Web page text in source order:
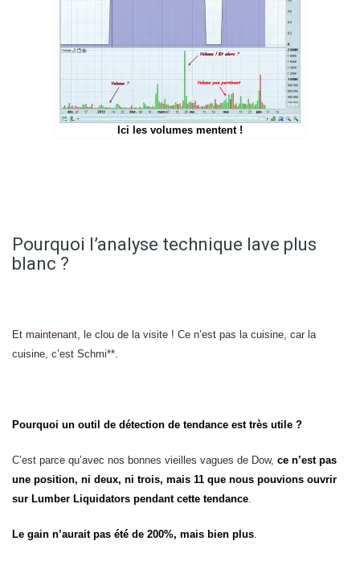
Ici les volumes mentent !
Pourquoi l’analyse technique lave plus
blanc ?
Et maintenant, le clou de la visite ! Ce n’est pas la cuisine, car la
cuisine, c’est Schmi**.
Pourquoi un outil de détection de tendance est très utile ?
C’est parce qu’avec nos bonnes vieilles vagues de Dow, ce n’est pas
une position, ni deux, ni trois, mais 11 que nous pouvions ouvrir
sur Lumber Liquidators pendant cette tendance.
Le gain n’aurait pas été de 200%, mais bien plus.